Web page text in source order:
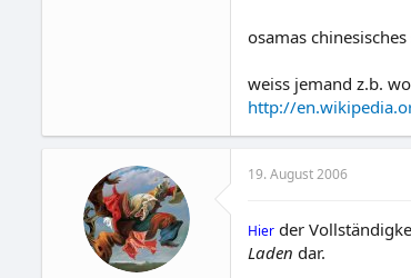
osamas
weiss jemand z.b.
http://
19. August 2006
Hier der
Laden dar.